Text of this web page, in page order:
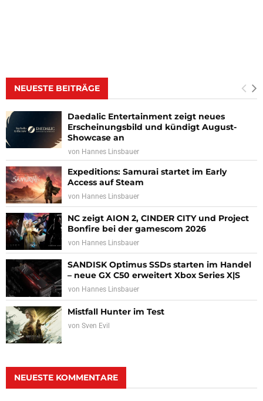
NEUESTE BEITRÄGE
Daedalic Entertainment zeigt neues
Erscheinungsbild und kündigt August-
Showcase an
von Hannes Linsbauer
Expeditions: Samurai startet im Early
Access auf Steam
von Hannes Linsbauer
NC zeigt AION 2, CINDER CITY und Project
Bonfire bei der gamescom 2026
von Hannes Linsbauer
SANDISK Optimus SSDs starten im Handel
– neue GX C50 erweitert Xbox Series X|S
von Hannes Linsbauer
Mistfall Hunter im Test
von Sven Evil
NEUESTE KOMMENTARE